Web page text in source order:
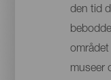
den tid
området
museer